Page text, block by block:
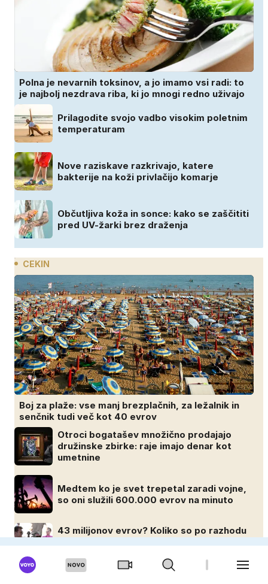
Polna je nevarnih toksinov, a jo imamo vsi radi: to
je najbolj nezdrava riba, ki jo mnogi redno uživajo
Prilagodite svojo vadbo visokim poletnim
temperaturam
Nove raziskave razkrivajo, katere
bakterije na koži privlačijo komarje
Občutljiva koža in sonce: kako se zaščititi
pred UV-žarki brez draženja
CEKIN
Boj za plaže: vse manj brezplačnih, za ležalnik in
senčnik tudi več kot 40 evrov
Otroci bogatašev množično prodajajo
družinske zbirke: raje imajo denar kot
umetnine
Medtem ko je svet trepetal zaradi vojne,
so oni služili 600.000 evrov na minuto
43 milijonov evrov? Koliko so po razhodu